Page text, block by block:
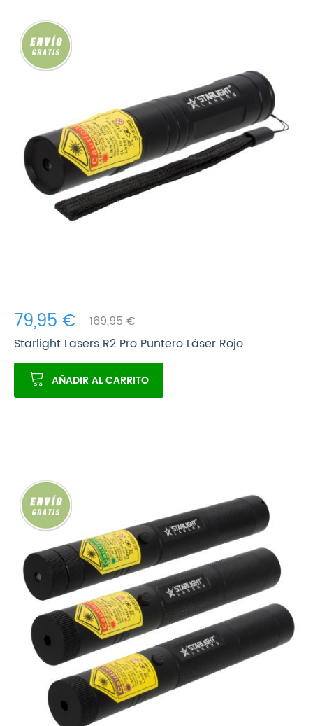
79,95 €
169,95 €
Starlight Lasers R2 Pro Puntero Láser Rojo
AÑADIR AL CARRITO